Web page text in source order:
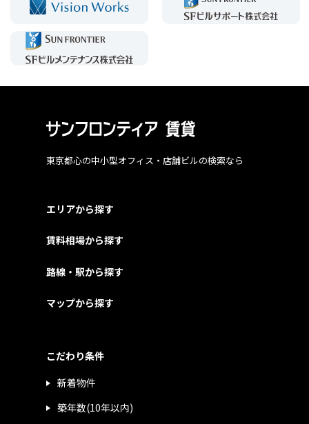
東京都心の中小型オフィス・店舗ビルの検索なら
エリアから探す
賃料相場から探す
路線・駅から探す
マップから探す
こだわり条件
新着物件
築年数(10年以内)